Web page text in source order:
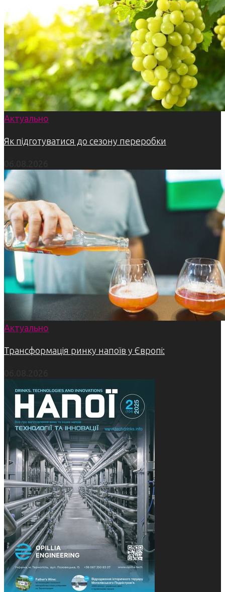
Актуально
Як підготуватися до сезону переробки
Актуально
Трансформація ринку напоїв у Європі: